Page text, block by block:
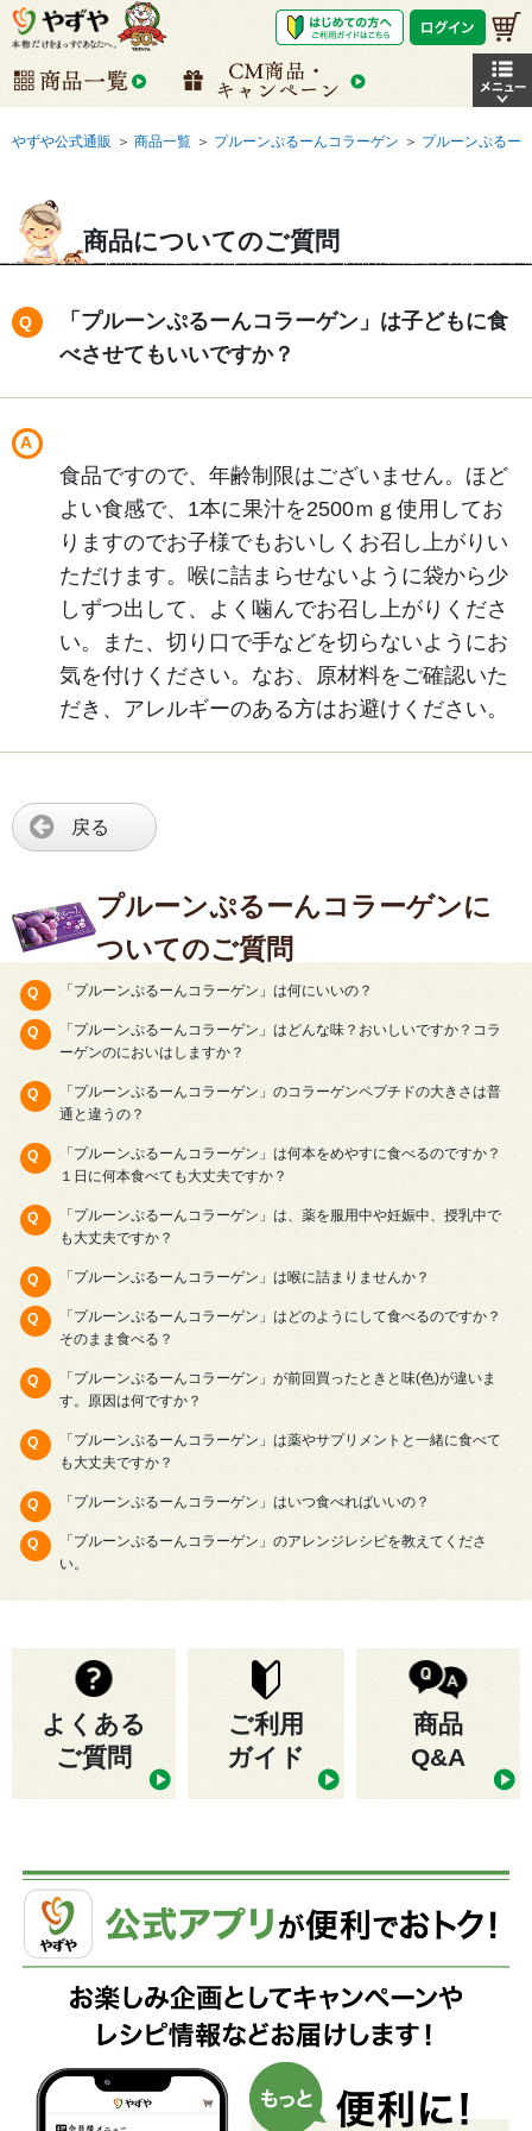
やずや公式通販 ＞ 商品一覧 ＞ プルーンぷるーんコラーゲン ＞ プルーンぷるー
商品についてのご質問
「プルーンぷるーんコラーゲン」は子どもに食
べさせてもいいですか？
食品ですので、年齢制限はございません。ほど
よい食感で、1本に果汁を2500ｍｇ使用してお
りますのでお子様でもおいしくお召し上がりい
ただけます。喉に詰まらせないように袋から少
しずつ出して、よく噛んでお召し上がりくださ
い。また、切り口で手などを切らないようにお
気を付けください。なお、原材料をご確認いた
だき、アレルギーのある方はお避けください。
戻る
プルーンぷるーんコラーゲンに
ついてのご質問
「プルーンぷるーんコラーゲン」は何にいいの？
「プルーンぷるーんコラーゲン」はどんな味？おいしいですか？コラ
ーゲンのにおいはしますか？
「プルーンぷるーんコラーゲン」のコラーゲンペプチドの大きさは普
通と違うの？
「プルーンぷるーんコラーゲン」は何本をめやすに食べるのですか？
１日に何本食べても大丈夫ですか？
「プルーンぷるーんコラーゲン」は、薬を服用中や妊娠中、授乳中で
も大丈夫ですか？
「プルーンぷるーんコラーゲン」は喉に詰まりませんか？
「プルーンぷるーんコラーゲン」はどのようにして食べるのですか？
そのまま食べる？
「プルーンぷるーんコラーゲン」が前回買ったときと味(色)が違いま
す。原因は何ですか？
「プルーンぷるーんコラーゲン」は薬やサプリメントと一緒に食べて
も大丈夫ですか？
「プルーンぷるーんコラーゲン」はいつ食べればいいの？
「プルーンぷるーんコラーゲン」のアレンジレシピを教えてくださ
い。
よくある
ご質問
ご利用
ガイド
商品
Q&A